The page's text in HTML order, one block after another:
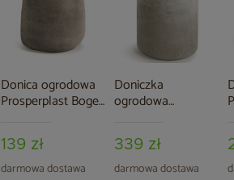
Donica ogrodowa
Prosperplast Boge
139 zł
darmowa dostawa
Doniczka
ogrodowa
Epocco Bold Sand
14 l
339 zł
darmowa dostawa